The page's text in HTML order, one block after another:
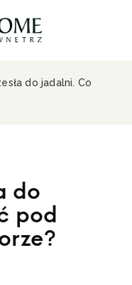
do jadalni. Co
do
pod